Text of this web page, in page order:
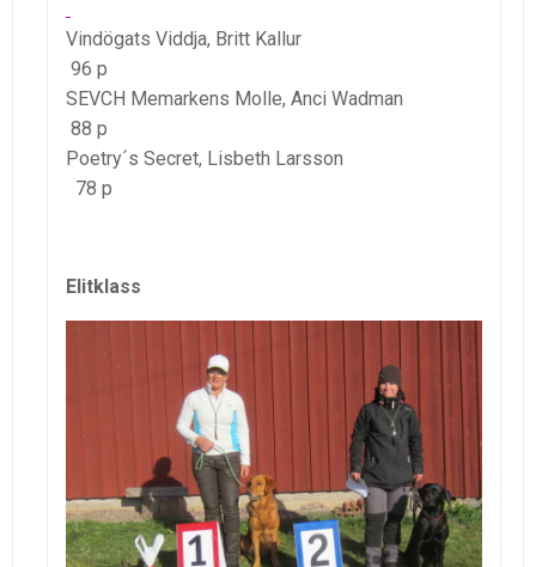
Vindögats Viddja, Britt Kallur
96 p
SEVCH Memarkens Molle, Anci Wadman
88 p
Poetry´s Secret, Lisbeth Larsson
78 p
Elitklass